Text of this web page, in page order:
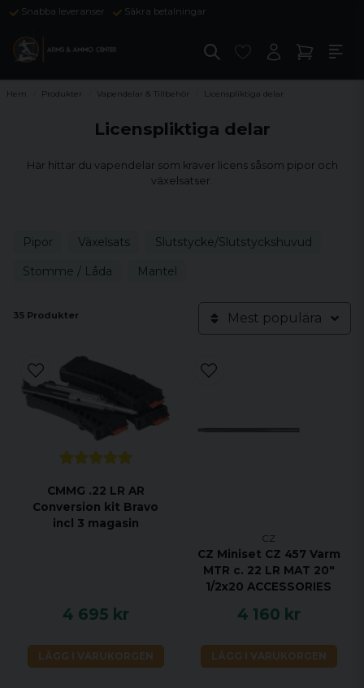
Snabba leveranser Säkra betalningar
Hem Produkter Vapendelar & Tillbehör Licenspliktiga delar
Licenspliktiga delar
Här hittar du vapendelar som kräver licens såsom pipor och
växelsatser.
Pipor Växelsats
Slutstycke/Slutstyckshuvud
Stomme / Låda
Mantel
35 Produkter Mest populära
CMMG .22 LR AR
Conversion kit Bravo
incl 3 magasin
4 695 kr
LÄGG I VARUKORGEN
CZ
CZ Miniset CZ 457 Varm
MTR c. 22 LR MAT 20"
1/2x20 ACCESSORIES
4 160 kr
LÄGG I VARUKORGEN